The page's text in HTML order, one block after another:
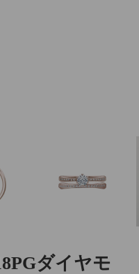
ダイヤモ